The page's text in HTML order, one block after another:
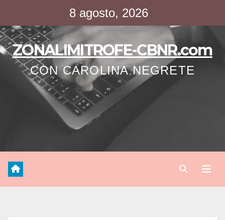
contenido
8 agosto, 2026
ZONALIMITROFE-CBNR.com
CON CAROLINA NEGRETE